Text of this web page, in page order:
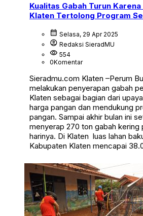
Kualitas Gabah Turun
Klaten Tertolong Program
calendar_month Selasa, 29 Apr 2025
account_circle Redaksi SieradMU
visibility 554
0Komentar
Sieradmu.com Klaten –Perum
melakukan penyerapan gabah
Klaten sebagai bagian dari
harga pangan dan mendukung
pangan. Sampai akhir bulan ini
menyerap 270 ton gabah kering
harinya. Di Klaten luas lahan
Kabupaten Klaten mencapai